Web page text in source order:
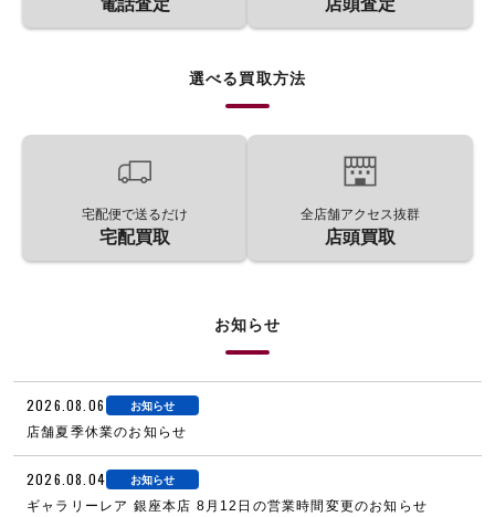
選べる買取方法
宅配便で送るだけ
宅配買取
全店舗アクセス抜群
店頭買取
お知らせ
2026.08.06 お知らせ
店舗夏季休業のお知らせ
2026.08.04 お知らせ
ギャラリーレア 銀座本店 8月12日の営業時間変更のお知らせ